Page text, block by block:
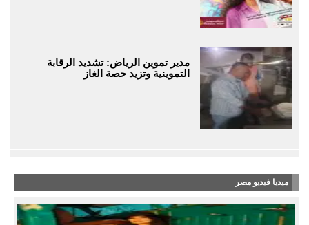
مدير تموين الرياض: تشديد الرقابة
التموينية وتزيد حصة الغاز
ميديا فيديو مصر